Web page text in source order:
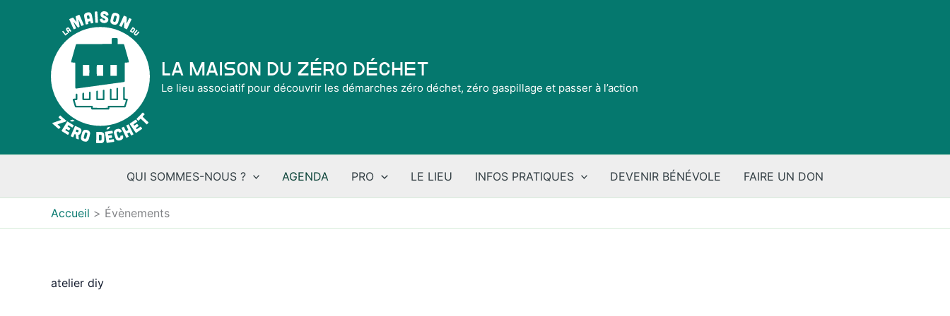
La Maison du Zéro Déchet
Le lieu associatif pour découvrir les démarches zéro déchet, zéro gaspillage et passer à l’action
QUI SOMMES-NOUS ? AGENDA PRO LE LIEU INFOS PRATIQUES DEVENIR BÉNÉVOLE FAIRE UN DON
Accueil Évènements
atelier diy